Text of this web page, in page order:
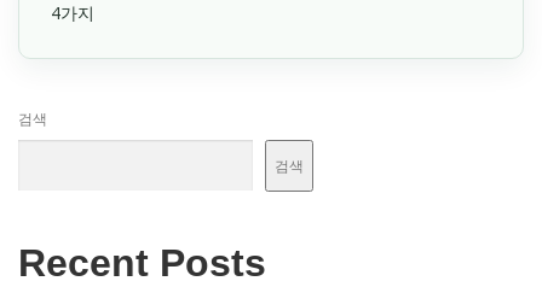
4가지
검색
검색
Recent Posts